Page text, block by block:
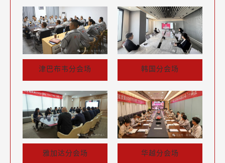
津巴布韦分会场 韩国分会场
雅加达分会场 华越分会场